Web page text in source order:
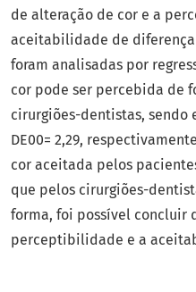
de alteração de cor e a
aceitabilidade de
foram analisadas por
cor pode ser percebida de
cirurgiões-dentistas, sendo
DE00= 2,29,
cor aceitada pelos
que pelos cirurgiões-
forma, foi possível concluir
perceptibilidade e a